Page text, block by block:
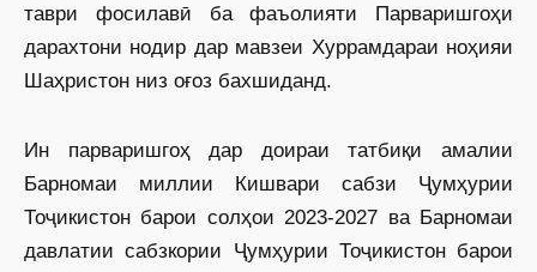
таври фосилавӣ ба фаъолияти Парваришгоҳи
дарахтони нодир дар мавзеи Хуррамдараи ноҳияи
Шаҳристон низ оғоз бахшиданд.
Ин парваришгоҳ дар доираи татбиқи амалии
Барномаи миллии Кишвари сабзи Ҷумҳурии
Тоҷикистон барои солҳои 2023-2027 ва Барномаи
давлатии сабзкории Ҷумҳурии Тоҷикистон барои